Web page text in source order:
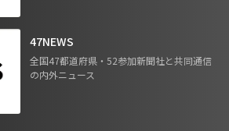
47NEWS
全国47都道府県・52参加新聞社と共同通信
の内外ニュース